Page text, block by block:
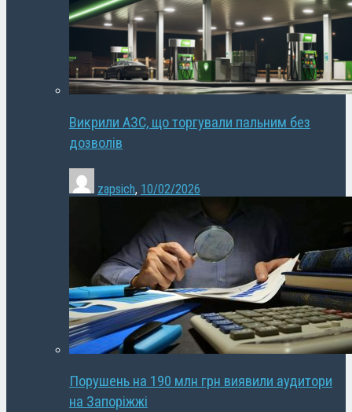
Викрили АЗС, що торгували пальним без
дозволів
zapsich, 10/02/2026
Порушень на 190 млн грн виявили аудитори
на Запоріжжі